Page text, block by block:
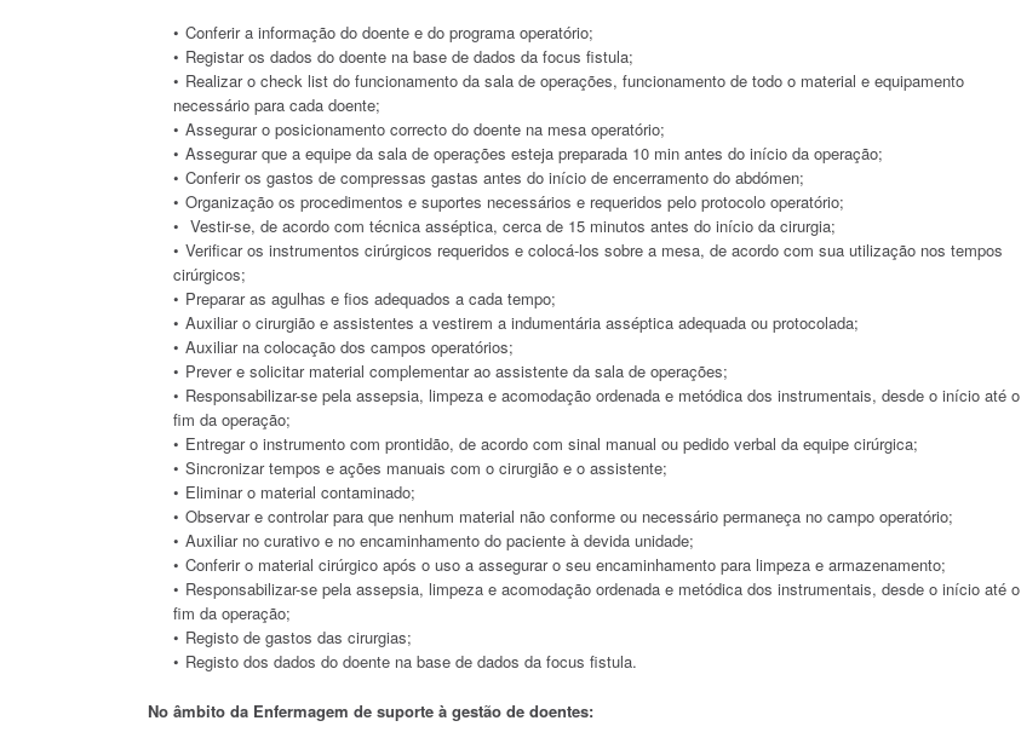
Conferir a informação do doente e do programa operatório;
Registar os dados do doente na base de dados da focus fistula;
Realizar o check list do funcionamento da sala de operações, funcionamento de todo o material e equipamento
necessário para cada doente;
Assegurar o posicionamento correcto do doente na mesa operatório;
Assegurar que a equipe da sala de operações esteja preparada 10 min antes do início da operação;
Conferir os gastos de compressas gastas antes do início de encerramento do abdómen;
Organização os procedimentos e suportes necessários e requeridos pelo protocolo operatório;
Vestir-se, de acordo com técnica asséptica, cerca de 15 minutos antes do início da cirurgia;
Verificar os instrumentos cirúrgicos requeridos e colocá-los sobre a mesa, de acordo com sua utilização nos tempos
cirúrgicos;
Preparar as agulhas e fios adequados a cada tempo;
Auxiliar o cirurgião e assistentes a vestirem a indumentária asséptica adequada ou protocolada;
Auxiliar na colocação dos campos operatórios;
Prever e solicitar material complementar ao assistente da sala de operações;
Responsabilizar-se pela assepsia, limpeza e acomodação ordenada e metódica dos instrumentais, desde o início até o
fim da operação;
Entregar o instrumento com prontidão, de acordo com sinal manual ou pedido verbal da equipe cirúrgica;
Sincronizar tempos e ações manuais com o cirurgião e o assistente;
Eliminar o material contaminado;
Observar e controlar para que nenhum material não conforme ou necessário permaneça no campo operatório;
Auxiliar no curativo e no encaminhamento do paciente à devida unidade;
Conferir o material cirúrgico após o uso a assegurar o seu encaminhamento para limpeza e armazenamento;
Responsabilizar-se pela assepsia, limpeza e acomodação ordenada e metódica dos instrumentais, desde o início até o
fim da operação;
Registo de gastos das cirurgias;
Registo dos dados do doente na base de dados da focus fistula.
No âmbito da Enfermagem de suporte à gestão de doentes: